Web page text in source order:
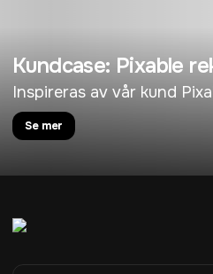
Kundcase: Pixable
Inspireras av vår kund
Se mer